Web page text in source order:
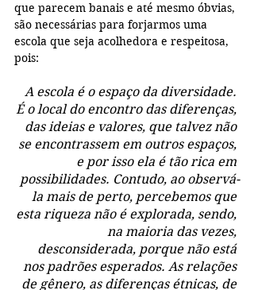
que parecem banais e até mesmo óbvias,
são necessárias para forjarmos uma
escola que seja acolhedora e respeitosa,
pois:
A escola é o espaço da diversidade.
É o local do encontro das diferenças,
das ideias e valores, que talvez não
se encontrassem em outros espaços,
e por isso ela é tão rica em
possibilidades. Contudo, ao observá-
la mais de perto, percebemos que
esta riqueza não é explorada, sendo,
na maioria das vezes,
desconsiderada, porque não está
nos padrões esperados. As relações
de gênero, as diferenças étnicas, de